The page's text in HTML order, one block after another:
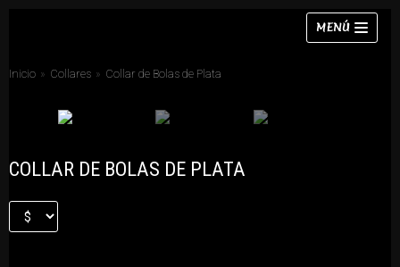
contenido
MENÚ
Collares
Inicio » Collares » Collar de Bolas de Plata
COLLAR DE BOLAS DE PLATA